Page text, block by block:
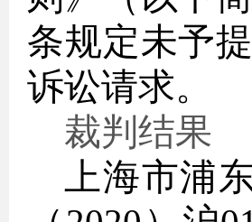
条规定未予
诉讼请求。
裁判结果
上海市浦